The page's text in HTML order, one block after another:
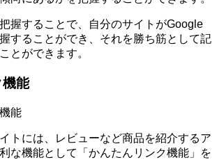
握することで、自分のサイトがGoogle
することができ、それを勝ち筋として記
とができます。
能
トには、レビューなど商品を紹介するア
な機能として「かんたんリンク機能」を